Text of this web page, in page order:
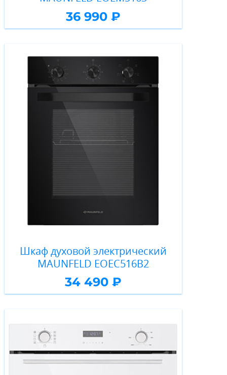
36 990 ₽
Шкаф духовой электрический
MAUNFELD EOEC516B2
34 490 ₽